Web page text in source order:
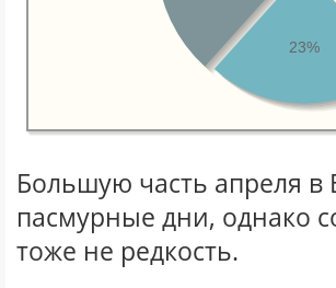
23%
Большую часть апреля
пасмурные дни, однако
тоже не редкость.